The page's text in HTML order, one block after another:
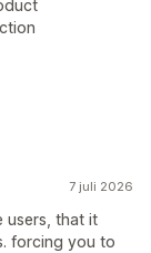
7 juli 2026
users, that it
forcing you to